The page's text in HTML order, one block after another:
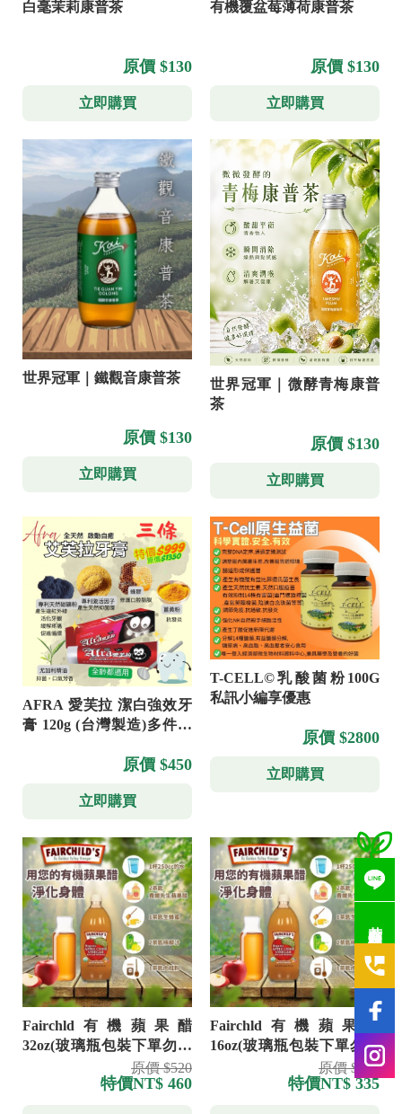
白毫茉莉康普茶
原價 $130
立即購買
有機覆盆莓薄荷康普茶
原價 $130
立即購買
世界冠軍｜鐵觀音康普茶
原價 $130
立即購買
世界冠軍｜微酵青梅康普
茶
原價 $130
立即購買
AFRA 愛芙拉 潔白強效牙
膏 120g (台灣製造)多件優
原價 $450
立即購買
T-CELL©乳酸菌粉100G
私訊小編享優惠
原價 $2800
立即購買
Fairchld有機蘋果醋
32oz(玻璃瓶包裝下單勿選
原價 $520
特價NT$ 460
Fairchld有機蘋果醋
16oz(玻璃瓶包裝下單勿選
原價 $350
特價NT$ 335